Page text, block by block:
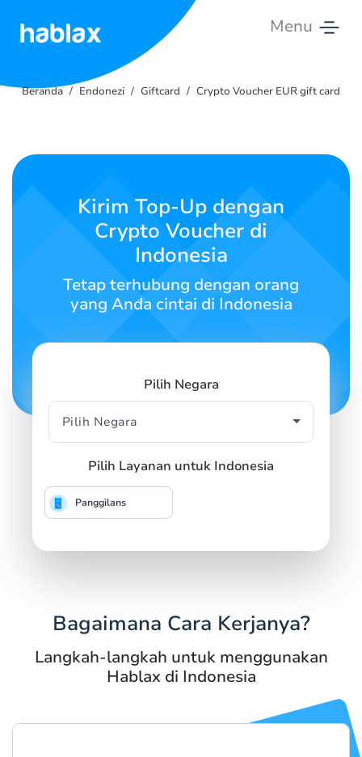
Menu
Tarif
Hubungi
Kami
Bahasa Indonesia
Beranda Endonezi Giftcard Crypto Voucher EUR gift card
Kirim Top-Up dengan
Crypto Voucher di
Indonesia
Tetap terhubung dengan orang
yang Anda cintai di Indonesia
Pilih Negara
Pilih Layanan untuk Indonesia
Panggilans
Bagaimana Cara Kerjanya?
Langkah-langkah untuk menggunakan
Hablax di Indonesia